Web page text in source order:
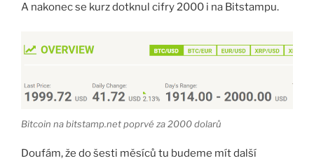
A nakonec se kurz dotknul cifry 2000 i na Bitstampu.
Bitcoin na bitstamp.net poprvé za 2000 dolarů
Doufám, že do šesti měsíců tu budeme mít další